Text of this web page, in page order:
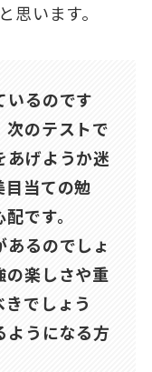
思います。
いるのです
次のテストで
あげようか迷
目当ての勉
です。
るのでしょ
の楽しさや重
でしょう
ようになる方